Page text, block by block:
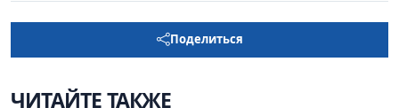
Поделиться
ЧИТАЙТЕ ТАКЖЕ